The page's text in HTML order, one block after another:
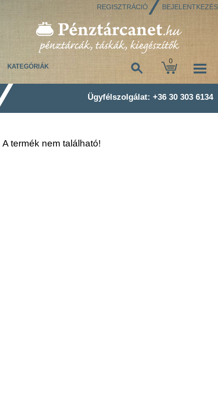
REGISZTRÁCIÓ BEJELENTKEZÉS
0
KATEGÓRIÁK
Ügyfélszolgálat: +36 30 303 6134
A termék nem található!